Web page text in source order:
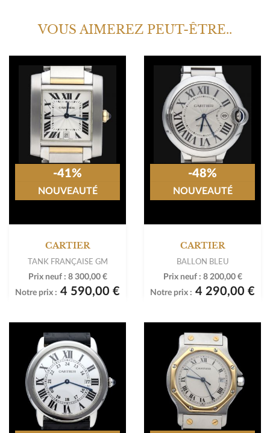
VOUS AIMEREZ PEUT-ÊTRE..
CARTIER
TANK FRANÇAISE GM
Prix neuf : 8 300,00 €
Notre prix : 4 590,00 €
-41%
NOUVEAUTÉ
CARTIER
BALLON BLEU
Prix neuf : 8 200,00 €
Notre prix : 4 290,00 €
-48%
NOUVEAUTÉ